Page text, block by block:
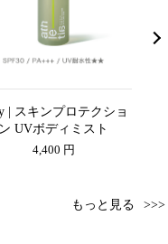
| スキンプロテクショ
ン UVボディミスト
4,400 円
もっと見る